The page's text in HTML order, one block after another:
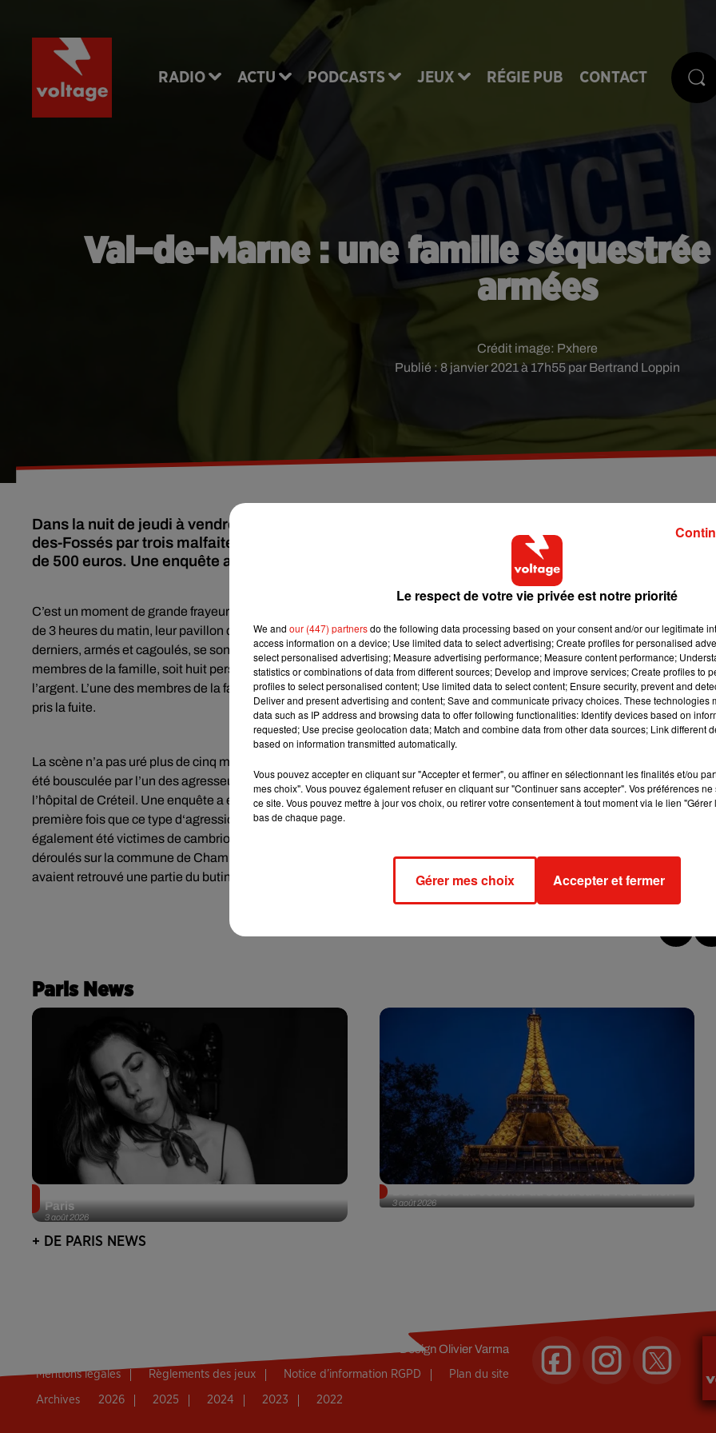
RADIO ACTU PODCASTS JEUX RÉGIE PUB CONTACT
Val–de-Marne : une famille
armées
Publié : 8 janvier 2021 à 17h55 par Bertrand Loppin
Crédit image: Pxhere
Dans la nuit de jeudi à vendredi, toute une famille a été séquestrée à son domicile de Saint-Maur-
des-Fossés par trois malfaiteurs. Ces derniers ont pris la fuite après leur avoir extorqué une
de 500 euros. Une enquête a été ouverte par la police judiciaire du Val-de-Marne.
C’est un moment de grande frayeur et d‘angoisse qu’a vécu toute une famille dans la nuit de jeudi à vendredi. Aux alentours
de 3 heures du matin, leur pavillon de Saint Maur des Fossés dans le Val-de-Marne a été attaqué par trois malfaiteurs. Ces
derniers, armés et cagoulés, se sont introduits dans les lieux en fracturant une porte fenêtre. Ils ont ensuite regroupé tous
membres de la famille, soit huit personnes, cinq adultes et trois enfants. Ils ont ensuite menacé tout le monde et demandé
l’argent. L’une des membres de la famille leur a finalement remis une somme de 500 euros. Ils ont ensuite immédiatement
pris la fuite.
La scène n’a pas uré plus de cinq minutes mais elle a été d‘une extrême violence. Au cours de l’attaque, la mère de famille a
été bousculée par l’un des agresseurs. Elle a chuté au sol. Souffrant de douleurs à la tête, elle a dû être transportée à
l’hôpital de Créteil. Une enquête a été ouverte. Elle a été confiée à la police judiciaire du Val-de-Marne. Ce n’est pas la
première fois que ce type d‘agression s’est déroulée dans le département. Au mois de décembre, trois autres familles ont
également été victimes de cambriolages accompagnés de séquestrations et de violences. Ces cambriolages s’étaient tous
déroulés sur la commune de Champigny. Le 23 décembre dernier, 12 suspects avaient été interpellés. Les enquêteurs
avaient retrouvé une partie du butin lors de perquisitions menées à leurs domiciles.
Paris News
3 août 2026
Paris
3 août 2026
+ DE PARIS NEWS
DesignOlivier Varma
Mentions légales Règlements des jeux Notice d’information RGPD Plan du site
Archives 2026 2025 2024 2023 2022
Le respect de votre vie privée est notre priorité
We and our (447) partnersdo the following data processing based on your consent and/or our legitimate
access information on a device; Use limited data to select advertising; Create profiles for personalised
select personalised advertising; Measure advertising performance; Measure content performance;
statistics or combinations of data from different sources; Develop and improve services; Create profiles to
profiles to select personalised content; Use limited data to select content; Ensure security, prevent and
Deliver and present advertising and content; Save and communicate privacy choices. These technologies
data such as IP address and browsing data to offer following functionalities: Identify devices based on
requested; Use precise geolocation data; Match and combine data from other data sources; Link different
based on information transmitted automatically.
Vous pouvez accepter en cliquant sur "Accepter et fermer", ou affiner en sélectionnant les finalités et/ou
mes choix". Vous pouvez également refuser en cliquant sur "Continuer sans accepter". Vos préférences
ce site. Vous pouvez mettre à jour vos choix, ou retirer votre consentement à tout moment via le lien
bas de chaque page.
Gérer mes choix Accepter et fermer